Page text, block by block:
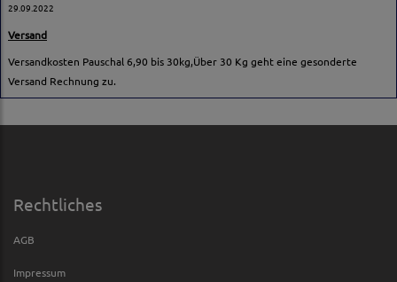
29.09.2022
Versand
Versandkosten Pauschal 6,90 bis 30kg,Über 30 Kg geht eine gesonderte
Versand Rechnung zu.
Rechtliches
AGB
Impressum